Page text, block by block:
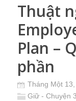
Thuật
Plan –
phần
Tháng Một
Giữ - Chuyện